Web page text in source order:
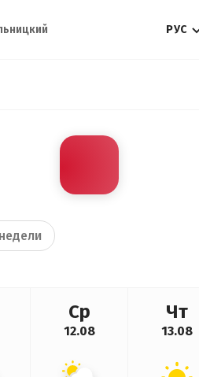
РУС
Ср
12.08
Чт
13.08